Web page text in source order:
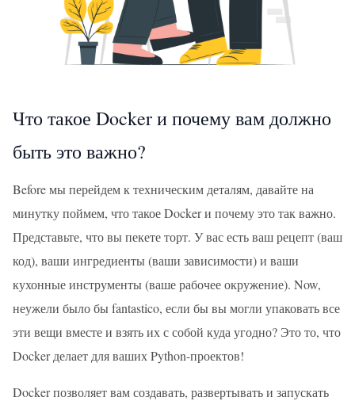
Что такое Docker и почему вам должно
быть это важно?
Before мы перейдем к техническим деталям, давайте на
минутку поймем, что такое Docker и почему это так важно.
Представьте, что вы пекете торт. У вас есть ваш рецепт (ваш
код), ваши ингредиенты (ваши зависимости) и ваши
кухонные инструменты (ваше рабочее окружение). Now,
неужели было бы fantastico, если бы вы могли упаковать все
эти вещи вместе и взять их с собой куда угодно? Это то, что
Docker делает для ваших Python-проектов!
Docker позволяет вам создавать, развертывать и запускать